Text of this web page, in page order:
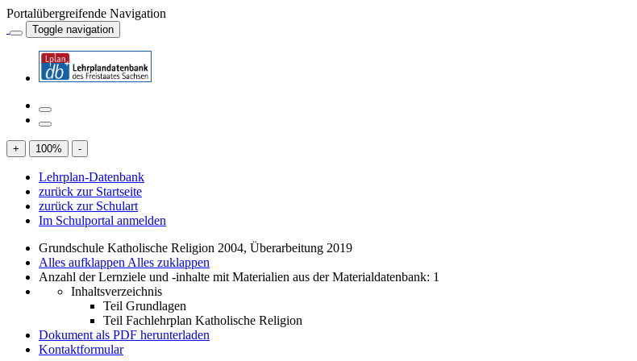
Portalübergreifende Navigation
Toggle navigation
+ 100% -
Lehrplan-Datenbank
zurück zur Startseite
zurück zur Schulart
Im Schulportal anmelden
Grundschule Katholische Religion 2004, Überarbeitung 2019
Alles aufklappen Alles zuklappen
Anzahl der Lernziele und -inhalte mit Materialien aus der Materialdatenbank: 1
Inhaltsverzeichnis
Teil Grundlagen
Teil Fachlehrplan Katholische Religion
Dokument als PDF herunterladen
Kontaktformular